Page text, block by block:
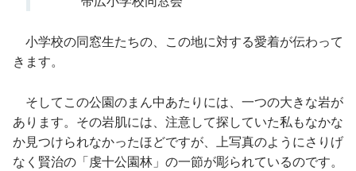
小学校の同窓生たちの、この地に対する愛着が伝わって
きます。
そしてこの公園のまん中あたりには、一つの大きな岩が
あります。その岩肌には、注意して探していた私もなかな
か見つけられなかったほどですが、上写真のようにさりげ
なく賢治の「虔十公園林」の一節が彫られているのです。